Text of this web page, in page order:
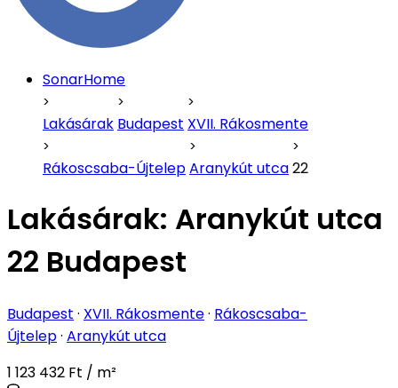
SonarHome
Lakásárak Budapest XVII. Rákosmente
Rákoscsaba-ÚjtelepAranykút utca22
Lakásárak: Aranykút utca
22 Budapest
Budapest · XVII. Rákosmente· Rákoscsaba-
Újtelep· Aranykút utca
1 123 432 Ft / m²